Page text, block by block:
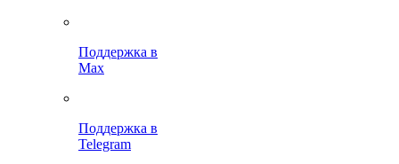
Поддержка в
Max
Поддержка в
Telegram